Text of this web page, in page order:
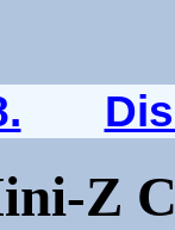
Z